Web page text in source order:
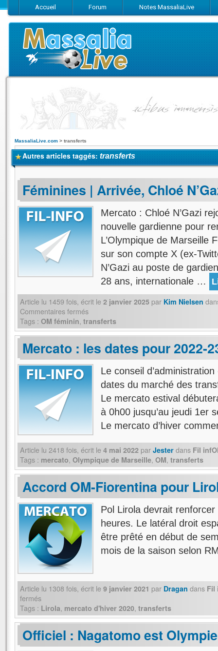
Accueil Forum Notes MassaliaLive
Suivez-nous sur Facebook
Suivez-nous sur Twitter
Abonnez-
MassaliaLive.com > transferts
Autres articles taggés: transferts
Féminines | Arrivée, Chloé
Mercato : Chloé N’Gazi
nouvelle gardienne pour
L’Olympique de Marseille
sur son compte X (ex-
N’Gazi au poste de
28 ans, internationale …
Article lu 1459 fois, écrit le 2 janvier 2025 par Kim Nielsen
Commentaires fermés
Tags : OM féminin, transferts
Mercato : les dates pour 2022-
Le conseil
dates du marché des
Le mercato estival
à 0h00 jusqu’au jeudi 1er
Le mercato d’hiver
Article lu 2418 fois, écrit le 4 mai 2022 par Jester dans Fil
Tags : mercato, Olympique de Marseille, OM, transferts
Accord OM-Fiorentina pour
Pol Lirola devrait
heures. Le latéral droit
être prêté en début de
mois de la saison selon
Article lu 1308 fois, écrit le 9 janvier 2021 par Dragan dans Fil
fermés
Tags : Lirola, mercato d'hiver 2020, transferts
Officiel : Nagatomo est